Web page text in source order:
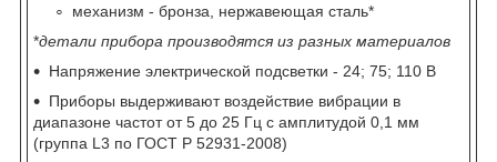
механизм - бронза, нержавеющая сталь*
*детали прибора производятся из разных материалов
Напряжение электрической подсветки - 24; 75; 110 В
Приборы выдерживают воздействие вибрации в
диапазоне частот от 5 до 25 Гц с амплитудой 0,1 мм
(группа L3 по ГОСТ Р 52931-2008)